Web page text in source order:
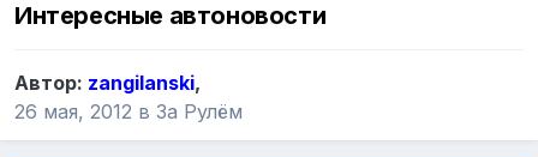
Интересные автоновости
Автор: zangilanski,
26 мая, 2012 в За Рулём